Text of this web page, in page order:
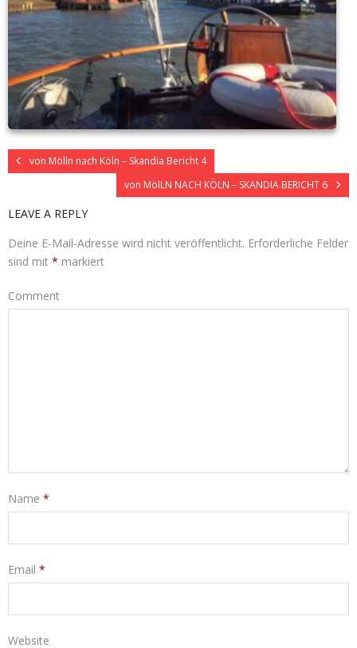
von Mölln nach Köln – Skandia Bericht 4
von MölLN NACH KÖLN – SKANDIA BERICHT 6
LEAVE A REPLY
Deine E-Mail-Adresse wird nicht veröffentlicht. Erforderliche Felder
sind mit * markiert
Comment
Name *
Email *
Website